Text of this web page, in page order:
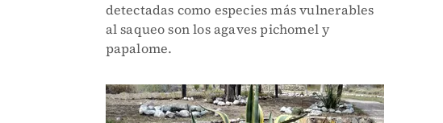
detectadas como especies más vulnerables
al saqueo son los agaves pichomel y
papalome.